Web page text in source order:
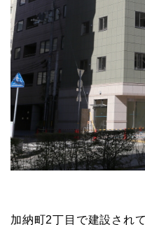
加納町2丁目で建設され